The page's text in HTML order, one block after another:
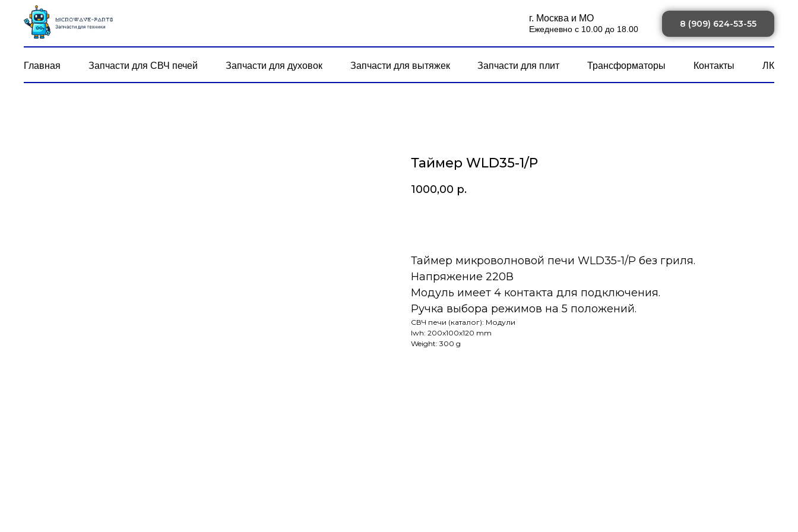
г. Москва и МО
Ежедневно с 10.00 до 18.00
8 (909) 624-53-55
Главная Запчасти для СВЧ печей Запчасти для духовок Запчасти для вытяжек Запчасти для плит Трансформаторы Контакты ЛК
Таймер WLD35-1/P
1000,00 р.
Таймер микроволновой печи WLD35-1/P без гриля.
Напряжение 220В
Модуль имеет 4 контакта для подключения.
Ручка выбора режимов на 5 положений.
СВЧ печи (каталог): Модули
lwh: 200x100x120 mm
Weight: 300 g